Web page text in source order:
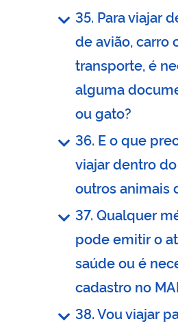
35. Para viajar
de avião, carro
transporte, é
alguma
ou gato?
36. E o que
viajar dentro
outros animais
37. Qualquer
pode emitir o
saúde ou é
cadastro no
38. Vou viajar